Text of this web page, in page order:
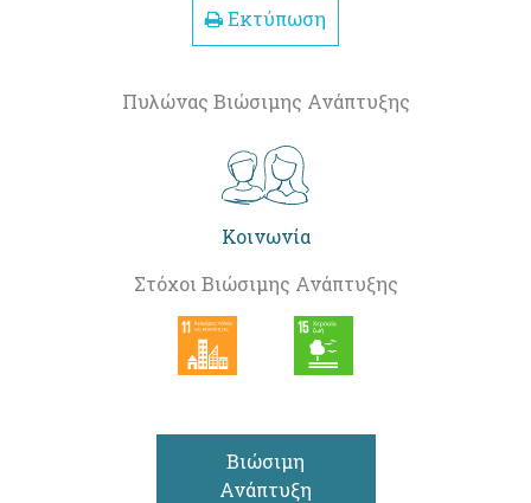
Εκτύπωση
Πυλώνας Βιώσιμης Ανάπτυξης
Κοινωνία
Στόχοι Βιώσιμης Ανάπτυξης
Βιώσιμη
Ανάπτυξη